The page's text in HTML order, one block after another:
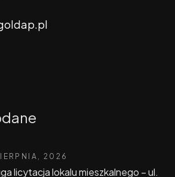
2026
licytacja lokalu mieszkalnego – ul.